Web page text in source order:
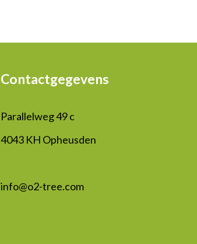
Contactgegevens
Parallelweg 49 c
4043 KH Opheusden
info@o2-tree.com